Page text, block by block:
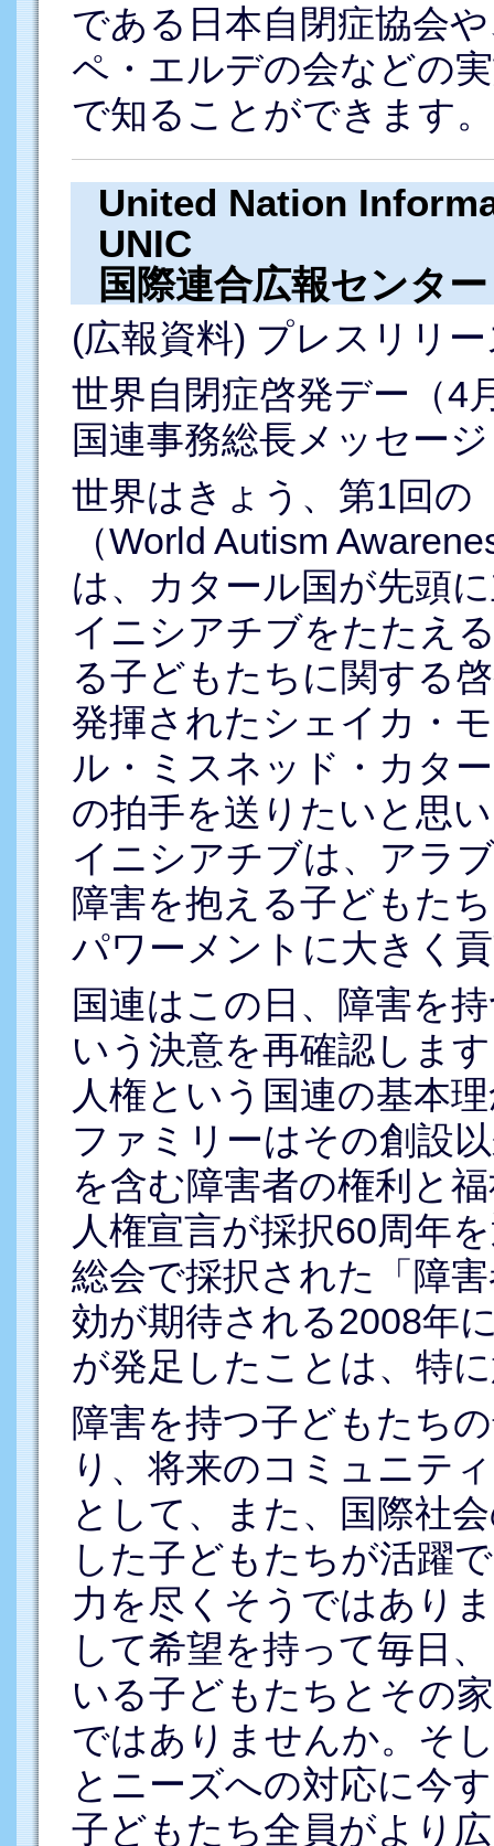
である日本自閉症協会
ペ・エルデの会などの
で知ることができます。
United Nation
UNIC
国際連合広報センター
(広報資料) プレスリリ
世界自閉症啓発デー（4
国連事務総長メッセージ
世界はきょう、第1回の
（World Autism
は、カタール国が先頭
イニシアチブをたたえ
る子どもたちに関する
発揮されたシェイカ・
ル・ミスネッド・カタ
の拍手を送りたいと思
イニシアチブは、アラ
障害を抱える子どもた
パワーメントに大きく
国連はこの日、障害を
いう決意を再確認しま
人権という国連の基本
ファミリーはその創設
を含む障害者の権利と
人権宣言が採択60周年
総会で採択された「障
効が期待される2008年
が発足したことは、特
障害を持つ子どもたち
り、将来のコミュニテ
として、また、国際社
した子どもたちが活躍
力を尽くそうではあり
して希望を持って毎日
いる子どもたちとその
ではありませんか。そ
とニーズへの対応に今
子どもたち全員がより